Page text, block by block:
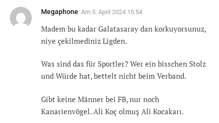
Megaphone Am 5. April 2024 15:54
Madem bu kadar Galatasaray dan korkuyorsunuz,
niye çekilmediniz Ligden.
Was sind das für Sportler? Wer ein bisschen Stolz
und Würde hat, bettelt nicht beim Verband.
Gibt keine Männer bei FB, nur noch
Kanarienvögel. Ali Koç olmuş Ali Kocakarı.